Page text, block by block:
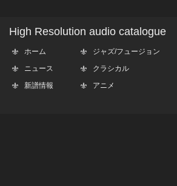
High Resolution audio catalogue
ホーム
ニュース
新譜情報
ジャズ/フュージョン
クラシカル
アニメ